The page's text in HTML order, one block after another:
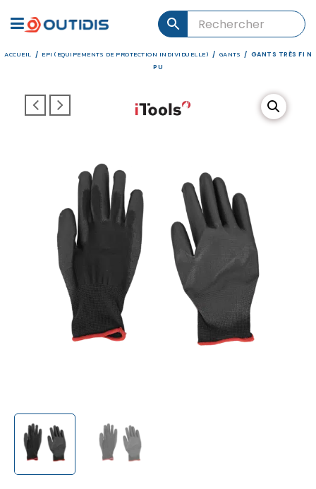
ACCUEIL / EPI (EQUIPEMENTS DE PROTECTION INDIVIDUELLE) / GANTS / GANTS TRÈS FI N
PU